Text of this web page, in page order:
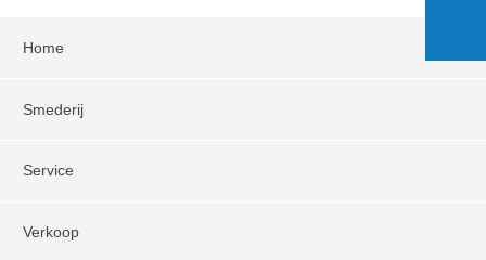
Home
Smederij
Service
Verkoop